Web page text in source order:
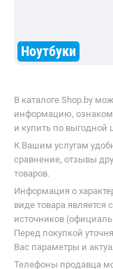
Ноутбуки
В каталоге Shop.by
информацию,
и купить по выгодной
К Вашим услугам
сравнение, отзывы
товаров.
Информация о
виде товара является
источников
Перед покупкой
Вас параметры и
Телефоны продавца